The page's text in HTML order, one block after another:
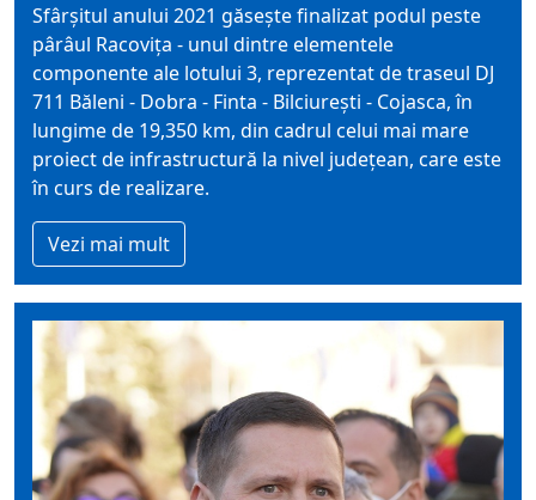
Sfârșitul anului 2021 găsește finalizat podul peste
pârâul Racovița - unul dintre elementele
componente ale lotului 3, reprezentat de traseul DJ
711 Băleni - Dobra - Finta - Bilciurești - Cojasca, în
lungime de 19,350 km, din cadrul celui mai mare
proiect de infrastructură la nivel județean, care este
în curs de realizare.
Vezi mai mult